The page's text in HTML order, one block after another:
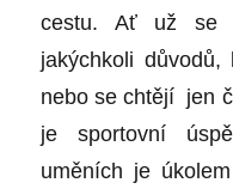
cestu. Ať už se
jakýchkoli
nebo se chtějí jen
je sportovní
uměních je